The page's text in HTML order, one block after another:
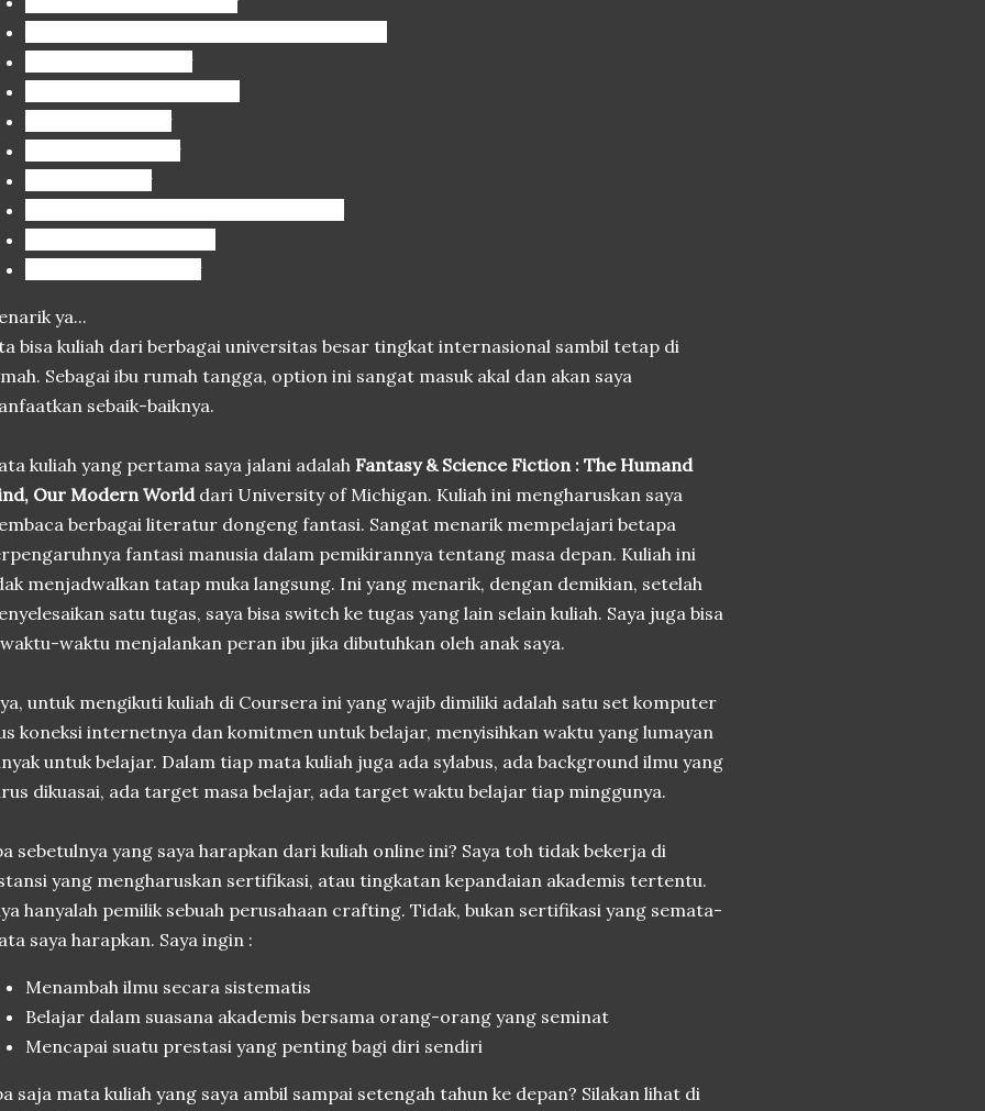
ya...
bisa kuliah dari berbagai universitas besar tingkat internasional sambil tetap di
Sebagai ibu rumah tangga, option ini sangat masuk akal dan akan saya
sebaik-baiknya.
kuliah yang pertama saya jalani adalah Fantasy & Science Fiction : The Humand
Our Modern World dari University of Michigan. Kuliah ini mengharuskan saya
berbagai literatur dongeng fantasi. Sangat menarik mempelajari betapa
fantasi manusia dalam pemikirannya tentang masa depan. Kuliah ini
menjadwalkan tatap muka langsung. Ini yang menarik, dengan demikian, setelah
satu tugas, saya bisa switch ke tugas yang lain selain kuliah. Saya juga bisa
waktu menjalankan peran ibu jika dibutuhkan oleh anak saya.
untuk mengikuti kuliah di Coursera ini yang wajib dimiliki adalah satu set komputer
koneksi internetnya dan komitmen untuk belajar, menyisihkan waktu yang lumayan
untuk belajar. Dalam tiap mata kuliah juga ada sylabus, ada background ilmu yang
dikuasai, ada target masa belajar, ada target waktu belajar tiap minggunya.
sebetulnya yang saya harapkan dari kuliah online ini? Saya toh tidak bekerja di
yang mengharuskan sertifikasi, atau tingkatan kepandaian akademis tertentu.
hanyalah pemilik sebuah perusahaan crafting. Tidak, bukan sertifikasi yang semata-
saya harapkan. Saya ingin :
Menambah ilmu secara sistematis
Belajar dalam suasana akademis bersama orang-orang yang seminat
Mencapai suatu prestasi yang penting bagi diri sendiri
saja mata kuliah yang saya ambil sampai setengah tahun ke depan? Silakan lihat di